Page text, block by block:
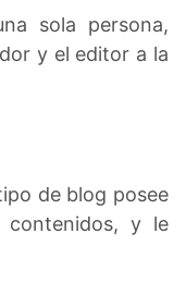
sola persona,
y el editor a la
de blog posee
contenidos, y le